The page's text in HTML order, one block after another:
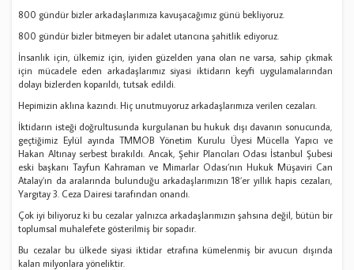
800 gündür bizler arkadaşlarımıza kavuşacağımız günü bekliyoruz.
800 gündür bizler bitmeyen bir adalet utancına şahitlik ediyoruz.
İnsanlık için, ülkemiz için, iyiden güzelden yana olan ne varsa, sahip çıkmak
için mücadele eden arkadaşlarımız siyasi iktidarın keyfi uygulamalarından
dolayı bizlerden koparıldı, tutsak edildi.
Hepimizin aklına kazındı. Hiç unutmuyoruz arkadaşlarımıza verilen cezaları.
İktidarın isteği doğrultusunda kurgulanan bu hukuk dışı davanın sonucunda,
geçtiğimiz Eylül ayında TMMOB Yönetim Kurulu Üyesi Mücella Yapıcı ve
Hakan Altınay serbest bırakıldı. Ancak, Şehir Plancıları Odası İstanbul Şubesi
eski başkanı Tayfun Kahraman ve Mimarlar Odası’nın Hukuk Müşaviri Can
Atalay’ın da aralarında bulunduğu arkadaşlarımızın 18’er yıllık hapis cezaları,
Yargıtay 3. Ceza Dairesi tarafından onandı.
Çok iyi biliyoruz ki bu cezalar yalnızca arkadaşlarımızın şahsına değil, bütün bir
toplumsal muhalefete gösterilmiş bir sopadır.
Bu cezalar bu ülkede siyasi iktidar etrafına kümelenmiş bir avucun dışında
kalan milyonlara yöneliktir.